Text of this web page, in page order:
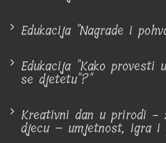
Edukacija "Nagrade i
Edukacija "Kako provesti
se djetetu"?"
Kreativni dan u prirodi -
djecu – umjetnost, igra i